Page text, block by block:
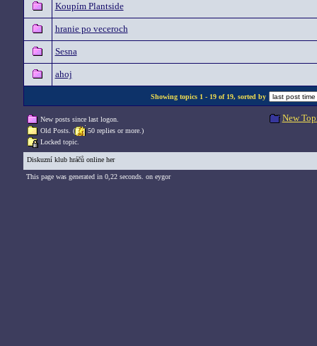
Koupím Plantside
hranie po veceroch
Sesna
ahoj
Showing topics 1 - 19 of 19, sorted by
New posts since last logon.
Old Posts. (
50 replies or more.)
Locked topic.
New
Diskuzní klub hráčů online her
This page was generated in 0,22 seconds. on eygor